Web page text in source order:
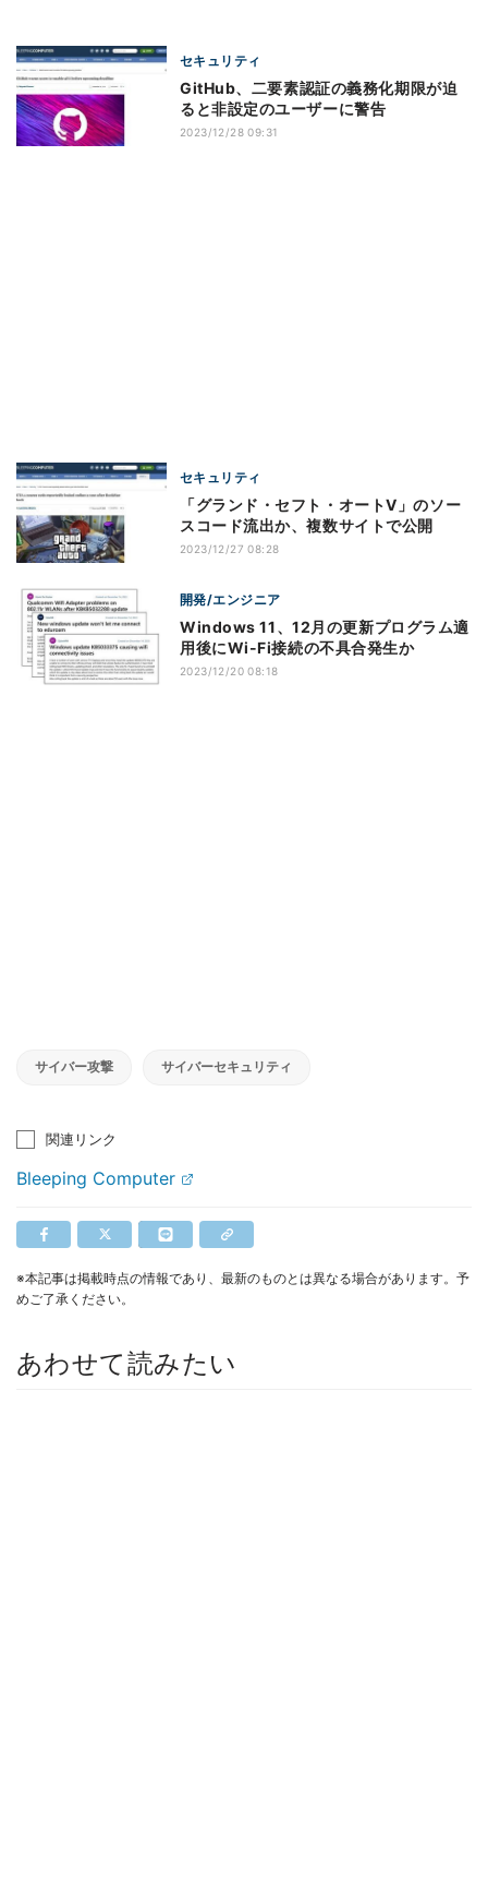
セキュリティ
GitHub、二要素認証の義務化期限が迫
ると非設定のユーザーに警告
2023/12/28 09:31
セキュリティ
「グランド・セフト・オートV」のソー
スコード流出か、複数サイトで公開
2023/12/27 08:28
開発/エンジニア
Windows 11、12月の更新プログラム適
用後にWi-Fi接続の不具合発生か
2023/12/20 08:18
サイバー攻撃 サイバーセキュリティ
関連リンク
Bleeping Computer
※本記事は掲載時点の情報であり、最新のものとは異なる場合があります。予
めご了承ください。
あわせて読みたい